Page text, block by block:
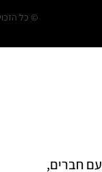
© כל
עם חברים,